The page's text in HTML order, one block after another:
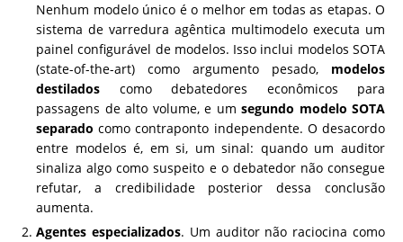
Nenhum modelo único é o melhor em todas as etapas. O
sistema de varredura agêntica multimodelo executa um
painel configurável de modelos. Isso inclui modelos SOTA
(state-of-the-art) como argumento pesado, modelos
destilados como debatedores econômicos para
passagens de alto volume, e um segundo modelo SOTA
separado como contraponto independente. O desacordo
entre modelos é, em si, um sinal: quando um auditor
sinaliza algo como suspeito e o debatedor não consegue
refutar, a credibilidade posterior dessa conclusão
aumenta.
Agentes especializados. Um auditor não raciocina como